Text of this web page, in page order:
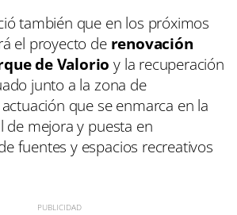
también que en los próximos
el proyecto de renovación
de Valorio y la recuperación
junto a la zona de
que se enmarca en la
de mejora y puesta en
fuentes y espacios recreativos